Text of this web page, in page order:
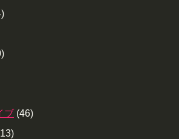
ブ (46)